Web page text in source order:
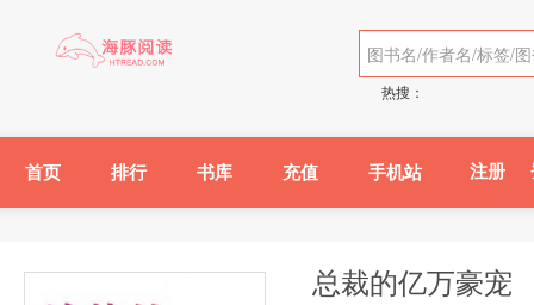
热搜：
首页 排行 书库 充值 手机站 注册
总裁的亿万豪宠